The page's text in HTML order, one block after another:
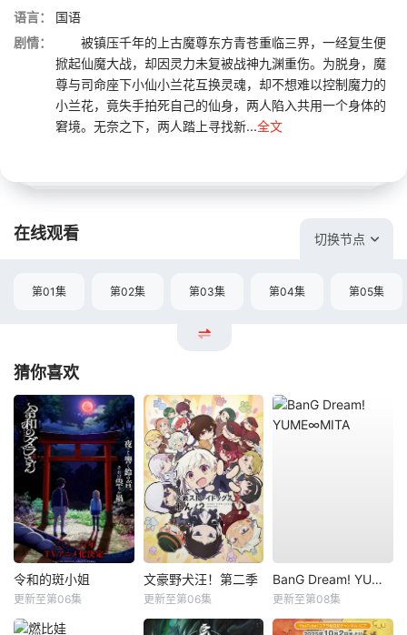
语言：
国语
剧情：
被镇压千年的上古魔尊东方青苍重临三界，一经复生便
掀起仙魔大战，却因灵力未复被战神九渊重伤。为脱身，魔
尊与司命座下小仙小兰花互换灵魂，却不想难以控制魔力的
小兰花，竟失手拍死自己的仙身，两人陷入共用一个身体的
窘境。无奈之下，两人踏上寻找新...全文
在线观看 切换节点
第01集 第02集 第03集 第04集 第05集
猜你喜欢
令和的斑小姐
更新至第06集
文豪野犬汪！第二季
更新至第06集
BanG Dream! YUME∞MITA
更新至第08集